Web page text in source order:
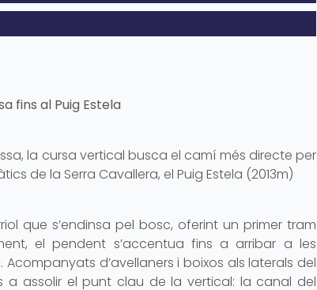
fins al Puig Estela
la cursa vertical busca el camí més directe per
de la Serra Cavallera, el Puig Estela (2013m)
que s’endinsa pel bosc, oferint un primer tram
el pendent s’accentua fins a arribar a les
d’avellaners i boixos als laterals del
assolir el punt clau de la vertical: la canal del